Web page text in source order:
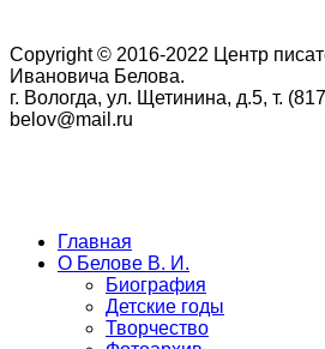
Copyright © 2016-2022 Центр
Ивановича Белова.
г. Вологда, ул. Щетинина, д.5, т.
belov@mail.ru
Главная
О Белове В. И.
Биография
Детские годы
Творчество